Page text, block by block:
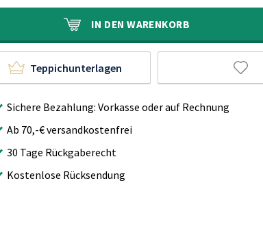
400,00€
279,90€.
IN DEN WARENKORB
Teppichunterlagen
Sichere Bezahlung: Vorkasse oder auf Rechnung
Ab 70,-€ versandkostenfrei
30 Tage Rückgaberecht
Kostenlose Rücksendung